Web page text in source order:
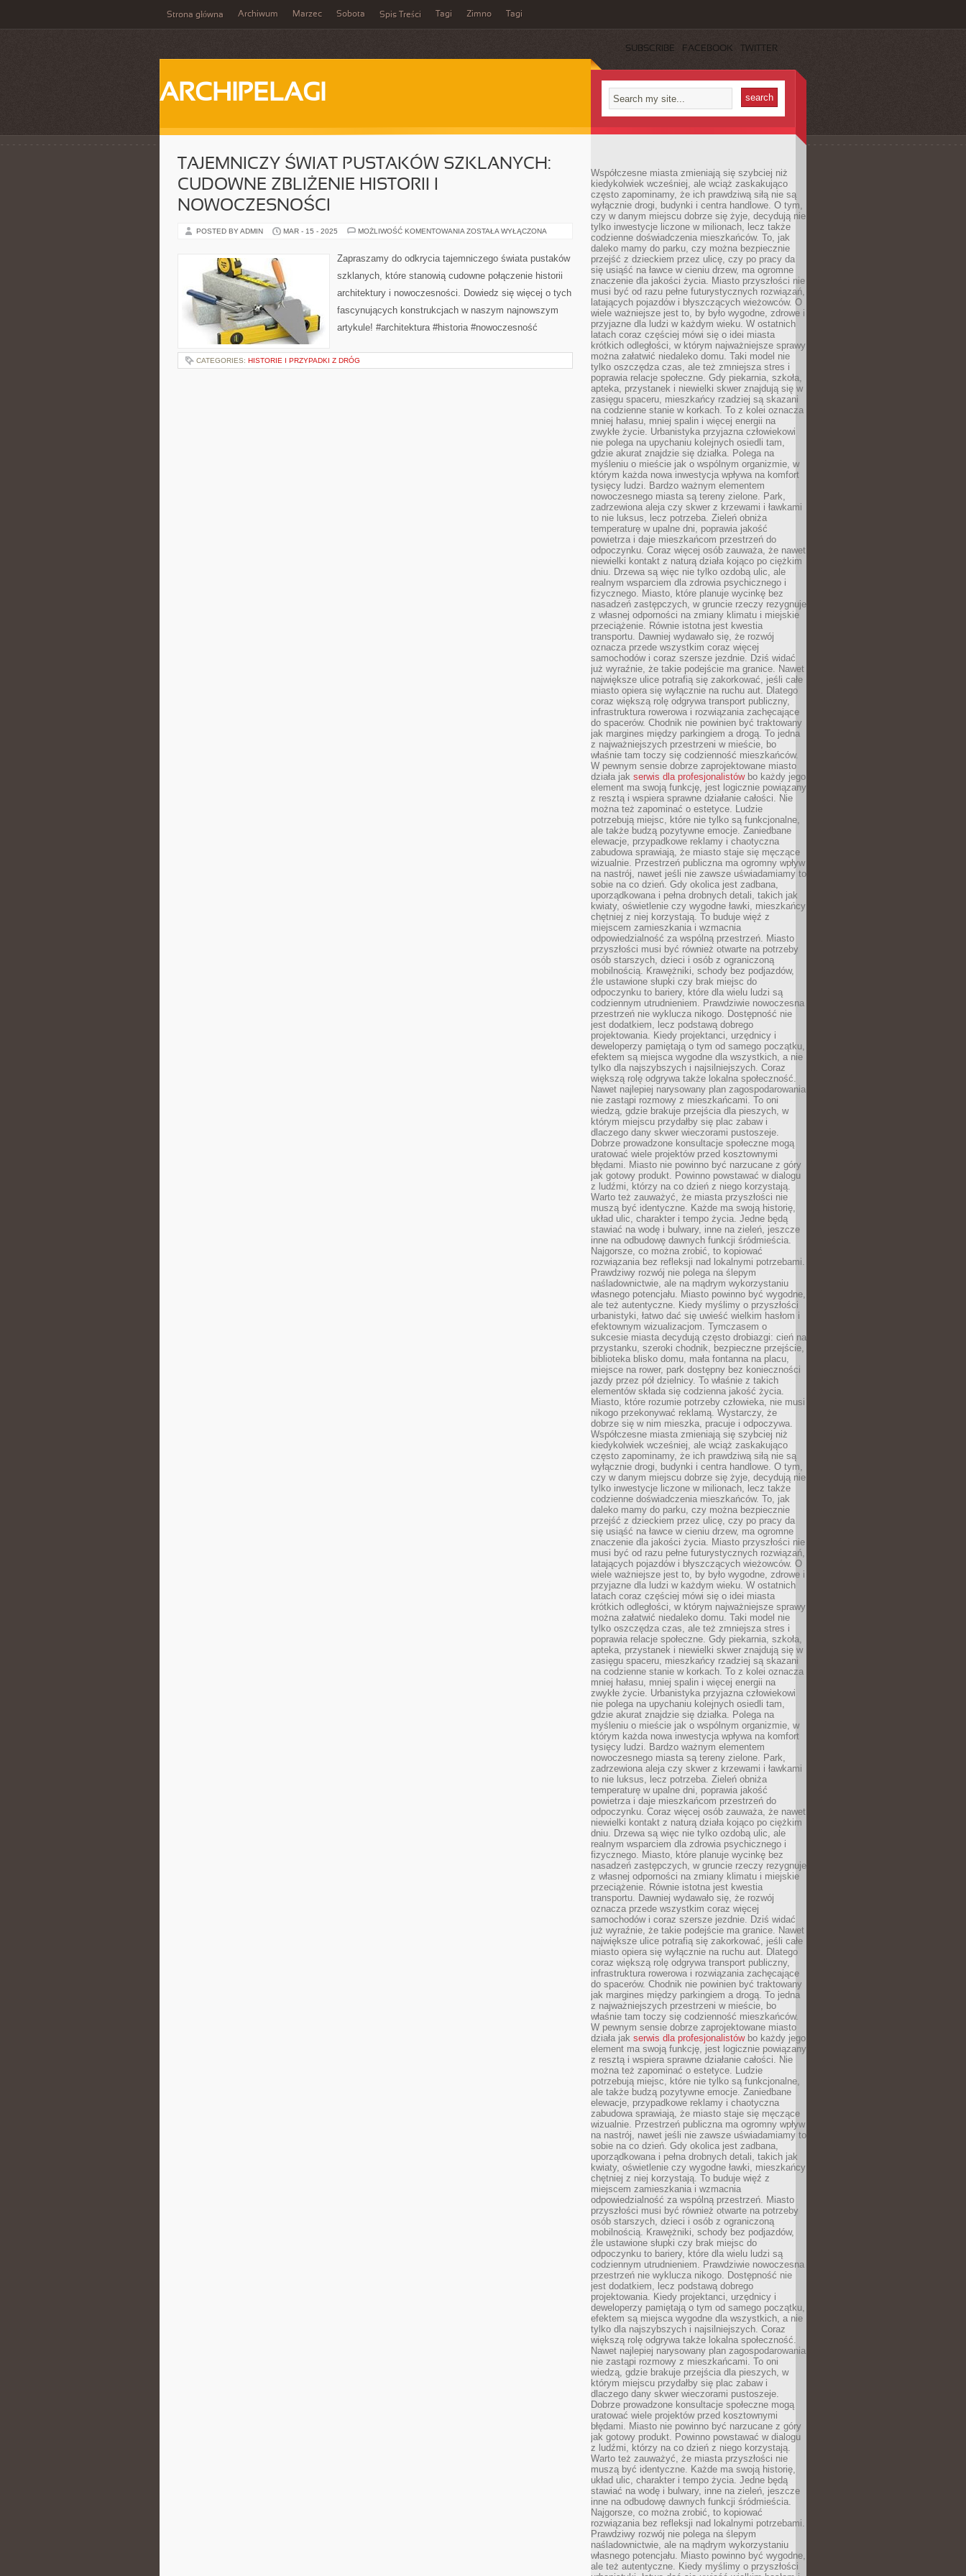
Strona główna Archiwum Marzec Sobota Spis Treści Tagi Zimno Tagi
SUBSCRIBE FACEBOOK TWITTER
ARCHIPELAGI
TAJEMNICZY ŚWIAT PUSTAKÓW SZKLANYCH:
CUDOWNE ZBLIŻENIE HISTORII I
NOWOCZESNOŚCI
POSTED BY ADMIN MAR - 15 - 2025 MOŻLIWOŚĆ KOMENTOWANIA TAJEMNICZY
SZKLANYCH:
CUDOWNE
HISTORII
NOWOCZESNOŚCI
ZOSTAŁA WYŁĄCZONA
Zapraszamy do odkrycia tajemniczego świata pustaków
szklanych, które stanowią cudowne połączenie historii
architektury i nowoczesności. Dowiedz się więcej o tych
fascynujących konstrukcjach w naszym najnowszym
artykule! #architektura #historia #nowoczesność
CATEGORIES: HISTORIE I PRZYPADKI Z DRÓG
Współczesne miasta zmieniają się szybciej niż
kiedykolwiek wcześniej, ale wciąż zaskakująco
często zapominamy, że ich prawdziwą siłą nie są
wyłącznie drogi, budynki i centra handlowe. O tym,
czy w danym miejscu dobrze się żyje, decydują nie
tylko inwestycje liczone w milionach, lecz także
codzienne doświadczenia mieszkańców. To, jak
daleko mamy do parku, czy można bezpiecznie
przejść z dzieckiem przez ulicę, czy po pracy da
się usiąść na ławce w cieniu drzew, ma ogromne
znaczenie dla jakości życia. Miasto przyszłości nie
musi być od razu pełne futurystycznych rozwiązań,
latających pojazdów i błyszczących wieżowców. O
wiele ważniejsze jest to, by było wygodne, zdrowe i
przyjazne dla ludzi w każdym wieku. W ostatnich
latach coraz częściej mówi się o idei miasta
krótkich odległości, w którym najważniejsze sprawy
można załatwić niedaleko domu. Taki model nie
tylko oszczędza czas, ale też zmniejsza stres i
poprawia relacje społeczne. Gdy piekarnia, szkoła,
apteka, przystanek i niewielki skwer znajdują się w
zasięgu spaceru, mieszkańcy rzadziej są skazani
na codzienne stanie w korkach. To z kolei oznacza
mniej hałasu, mniej spalin i więcej energii na
zwykłe życie. Urbanistyka przyjazna człowiekowi
nie polega na upychaniu kolejnych osiedli tam,
gdzie akurat znajdzie się działka. Polega na
myśleniu o mieście jak o wspólnym organizmie, w
którym każda nowa inwestycja wpływa na komfort
tysięcy ludzi. Bardzo ważnym elementem
nowoczesnego miasta są tereny zielone. Park,
zadrzewiona aleja czy skwer z krzewami i ławkami
to nie luksus, lecz potrzeba. Zieleń obniża
temperaturę w upalne dni, poprawia jakość
powietrza i daje mieszkańcom przestrzeń do
odpoczynku. Coraz więcej osób zauważa, że nawet
niewielki kontakt z naturą działa kojąco po ciężkim
dniu. Drzewa są więc nie tylko ozdobą ulic, ale
realnym wsparciem dla zdrowia psychicznego i
fizycznego. Miasto, które planuje wycinkę bez
nasadzeń zastępczych, w gruncie rzeczy rezygnuje
z własnej odporności na zmiany klimatu i miejskie
przeciążenie. Równie istotna jest kwestia
transportu. Dawniej wydawało się, że rozwój
oznacza przede wszystkim coraz więcej
samochodów i coraz szersze jezdnie. Dziś widać
już wyraźnie, że takie podejście ma granice. Nawet
największe ulice potrafią się zakorkować, jeśli całe
miasto opiera się wyłącznie na ruchu aut. Dlatego
coraz większą rolę odgrywa transport publiczny,
infrastruktura rowerowa i rozwiązania zachęcające
do spacerów. Chodnik nie powinien być traktowany
jak margines między parkingiem a drogą. To jedna
z najważniejszych przestrzeni w mieście, bo
właśnie tam toczy się codzienność mieszkańców.
W pewnym sensie dobrze zaprojektowane miasto
działa jak serwis dla profesjonalistówbo każdy jego
element ma swoją funkcję, jest logicznie powiązany
z resztą i wspiera sprawne działanie całości. Nie
można też zapominać o estetyce. Ludzie
potrzebują miejsc, które nie tylko są funkcjonalne,
ale także budzą pozytywne emocje. Zaniedbane
elewacje, przypadkowe reklamy i chaotyczna
zabudowa sprawiają, że miasto staje się męczące
wizualnie. Przestrzeń publiczna ma ogromny wpływ
na nastrój, nawet jeśli nie zawsze uświadamiamy to
sobie na co dzień. Gdy okolica jest zadbana,
uporządkowana i pełna drobnych detali, takich jak
kwiaty, oświetlenie czy wygodne ławki, mieszkańcy
chętniej z niej korzystają. To buduje więź z
miejscem zamieszkania i wzmacnia
odpowiedzialność za wspólną przestrzeń. Miasto
przyszłości musi być również otwarte na potrzeby
osób starszych, dzieci i osób z ograniczoną
mobilnością. Krawężniki, schody bez podjazdów,
źle ustawione słupki czy brak miejsc do
odpoczynku to bariery, które dla wielu ludzi są
codziennym utrudnieniem. Prawdziwie nowoczesna
przestrzeń nie wyklucza nikogo. Dostępność nie
jest dodatkiem, lecz podstawą dobrego
projektowania. Kiedy projektanci, urzędnicy i
deweloperzy pamiętają o tym od samego początku,
efektem są miejsca wygodne dla wszystkich, a nie
tylko dla najszybszych i najsilniejszych. Coraz
większą rolę odgrywa także lokalna społeczność.
Nawet najlepiej narysowany plan zagospodarowania
nie zastąpi rozmowy z mieszkańcami. To oni
wiedzą, gdzie brakuje przejścia dla pieszych, w
którym miejscu przydałby się plac zabaw i
dlaczego dany skwer wieczorami pustoszeje.
Dobrze prowadzone konsultacje społeczne mogą
uratować wiele projektów przed kosztownymi
błędami. Miasto nie powinno być narzucane z góry
jak gotowy produkt. Powinno powstawać w dialogu
z ludźmi, którzy na co dzień z niego korzystają.
Warto też zauważyć, że miasta przyszłości nie
muszą być identyczne. Każde ma swoją historię,
układ ulic, charakter i tempo życia. Jedne będą
stawiać na wodę i bulwary, inne na zieleń, jeszcze
inne na odbudowę dawnych funkcji śródmieścia.
Najgorsze, co można zrobić, to kopiować
rozwiązania bez refleksji nad lokalnymi potrzebami.
Prawdziwy rozwój nie polega na ślepym
naśladownictwie, ale na mądrym wykorzystaniu
własnego potencjału. Miasto powinno być wygodne,
ale też autentyczne. Kiedy myślimy o przyszłości
urbanistyki, łatwo dać się uwieść wielkim hasłom i
efektownym wizualizacjom. Tymczasem o
sukcesie miasta decydują często drobiazgi: cień na
przystanku, szeroki chodnik, bezpieczne przejście,
biblioteka blisko domu, mała fontanna na placu,
miejsce na rower, park dostępny bez konieczności
jazdy przez pół dzielnicy. To właśnie z takich
elementów składa się codzienna jakość życia.
Miasto, które rozumie potrzeby człowieka, nie musi
nikogo przekonywać reklamą. Wystarczy, że
dobrze się w nim mieszka, pracuje i odpoczywa.
Współczesne miasta zmieniają się szybciej niż
kiedykolwiek wcześniej, ale wciąż zaskakująco
często zapominamy, że ich prawdziwą siłą nie są
wyłącznie drogi, budynki i centra handlowe. O tym,
czy w danym miejscu dobrze się żyje, decydują nie
tylko inwestycje liczone w milionach, lecz także
codzienne doświadczenia mieszkańców. To, jak
daleko mamy do parku, czy można bezpiecznie
przejść z dzieckiem przez ulicę, czy po pracy da
się usiąść na ławce w cieniu drzew, ma ogromne
znaczenie dla jakości życia. Miasto przyszłości nie
musi być od razu pełne futurystycznych rozwiązań,
latających pojazdów i błyszczących wieżowców. O
wiele ważniejsze jest to, by było wygodne, zdrowe i
przyjazne dla ludzi w każdym wieku. W ostatnich
latach coraz częściej mówi się o idei miasta
krótkich odległości, w którym najważniejsze sprawy
można załatwić niedaleko domu. Taki model nie
tylko oszczędza czas, ale też zmniejsza stres i
poprawia relacje społeczne. Gdy piekarnia, szkoła,
apteka, przystanek i niewielki skwer znajdują się w
zasięgu spaceru, mieszkańcy rzadziej są skazani
na codzienne stanie w korkach. To z kolei oznacza
mniej hałasu, mniej spalin i więcej energii na
zwykłe życie. Urbanistyka przyjazna człowiekowi
nie polega na upychaniu kolejnych osiedli tam,
gdzie akurat znajdzie się działka. Polega na
myśleniu o mieście jak o wspólnym organizmie, w
którym każda nowa inwestycja wpływa na komfort
tysięcy ludzi. Bardzo ważnym elementem
nowoczesnego miasta są tereny zielone. Park,
zadrzewiona aleja czy skwer z krzewami i ławkami
to nie luksus, lecz potrzeba. Zieleń obniża
temperaturę w upalne dni, poprawia jakość
powietrza i daje mieszkańcom przestrzeń do
odpoczynku. Coraz więcej osób zauważa, że nawet
niewielki kontakt z naturą działa kojąco po ciężkim
dniu. Drzewa są więc nie tylko ozdobą ulic, ale
realnym wsparciem dla zdrowia psychicznego i
fizycznego. Miasto, które planuje wycinkę bez
nasadzeń zastępczych, w gruncie rzeczy rezygnuje
z własnej odporności na zmiany klimatu i miejskie
przeciążenie. Równie istotna jest kwestia
transportu. Dawniej wydawało się, że rozwój
oznacza przede wszystkim coraz więcej
samochodów i coraz szersze jezdnie. Dziś widać
już wyraźnie, że takie podejście ma granice. Nawet
największe ulice potrafią się zakorkować, jeśli całe
miasto opiera się wyłącznie na ruchu aut. Dlatego
coraz większą rolę odgrywa transport publiczny,
infrastruktura rowerowa i rozwiązania zachęcające
do spacerów. Chodnik nie powinien być traktowany
jak margines między parkingiem a drogą. To jedna
z najważniejszych przestrzeni w mieście, bo
właśnie tam toczy się codzienność mieszkańców.
W pewnym sensie dobrze zaprojektowane miasto
działa jak serwis dla profesjonalistówbo każdy jego
element ma swoją funkcję, jest logicznie powiązany
z resztą i wspiera sprawne działanie całości. Nie
można też zapominać o estetyce. Ludzie
potrzebują miejsc, które nie tylko są funkcjonalne,
ale także budzą pozytywne emocje. Zaniedbane
elewacje, przypadkowe reklamy i chaotyczna
zabudowa sprawiają, że miasto staje się męczące
wizualnie. Przestrzeń publiczna ma ogromny wpływ
na nastrój, nawet jeśli nie zawsze uświadamiamy to
sobie na co dzień. Gdy okolica jest zadbana,
uporządkowana i pełna drobnych detali, takich jak
kwiaty, oświetlenie czy wygodne ławki, mieszkańcy
chętniej z niej korzystają. To buduje więź z
miejscem zamieszkania i wzmacnia
odpowiedzialność za wspólną przestrzeń. Miasto
przyszłości musi być również otwarte na potrzeby
osób starszych, dzieci i osób z ograniczoną
mobilnością. Krawężniki, schody bez podjazdów,
źle ustawione słupki czy brak miejsc do
odpoczynku to bariery, które dla wielu ludzi są
codziennym utrudnieniem. Prawdziwie nowoczesna
przestrzeń nie wyklucza nikogo. Dostępność nie
jest dodatkiem, lecz podstawą dobrego
projektowania. Kiedy projektanci, urzędnicy i
deweloperzy pamiętają o tym od samego początku,
efektem są miejsca wygodne dla wszystkich, a nie
tylko dla najszybszych i najsilniejszych. Coraz
większą rolę odgrywa także lokalna społeczność.
Nawet najlepiej narysowany plan zagospodarowania
nie zastąpi rozmowy z mieszkańcami. To oni
wiedzą, gdzie brakuje przejścia dla pieszych, w
którym miejscu przydałby się plac zabaw i
dlaczego dany skwer wieczorami pustoszeje.
Dobrze prowadzone konsultacje społeczne mogą
uratować wiele projektów przed kosztownymi
błędami. Miasto nie powinno być narzucane z góry
jak gotowy produkt. Powinno powstawać w dialogu
z ludźmi, którzy na co dzień z niego korzystają.
Warto też zauważyć, że miasta przyszłości nie
muszą być identyczne. Każde ma swoją historię,
układ ulic, charakter i tempo życia. Jedne będą
stawiać na wodę i bulwary, inne na zieleń, jeszcze
inne na odbudowę dawnych funkcji śródmieścia.
Najgorsze, co można zrobić, to kopiować
rozwiązania bez refleksji nad lokalnymi potrzebami.
Prawdziwy rozwój nie polega na ślepym
naśladownictwie, ale na mądrym wykorzystaniu
własnego potencjału. Miasto powinno być wygodne,
ale też autentyczne. Kiedy myślimy o przyszłości